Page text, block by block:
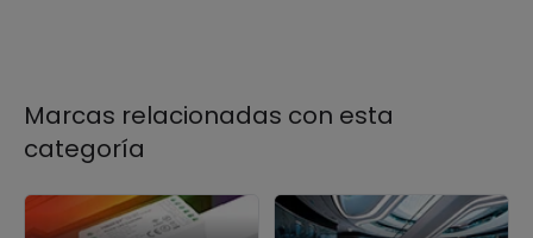
Marcas relacionadas con esta
categoría